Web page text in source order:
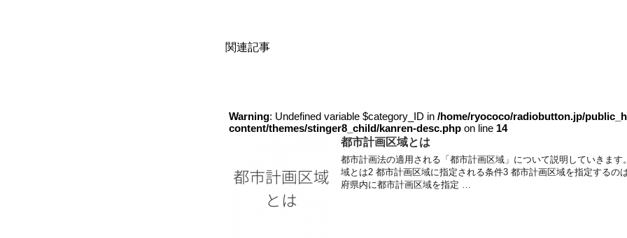
関連記事
Warning: Undefined variable $category_ID in /home/ryococo/radiobutton.jp/
content/themes/stinger8_child/kanren-desc.php on line 14
都市計画区域とは
都市計画法の適用される「都市計画区域」について説明していきます
域とは2 都市計画区域に指定される条件3 都市計画区域を指定するの
府県内に都市計画区域を指定 …